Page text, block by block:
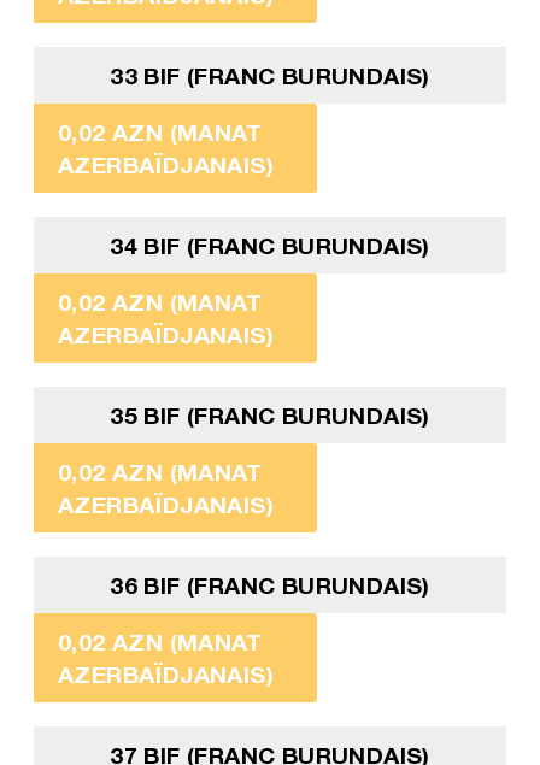
33 BIF (FRANC BURUNDAIS)
0,02 AZN (MANAT
AZERBAÏDJANAIS)
34 BIF (FRANC BURUNDAIS)
0,02 AZN (MANAT
AZERBAÏDJANAIS)
35 BIF (FRANC BURUNDAIS)
0,02 AZN (MANAT
AZERBAÏDJANAIS)
36 BIF (FRANC BURUNDAIS)
0,02 AZN (MANAT
AZERBAÏDJANAIS)
37 BIF (FRANC BURUNDAIS)